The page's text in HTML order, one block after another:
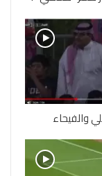
والفيحاء